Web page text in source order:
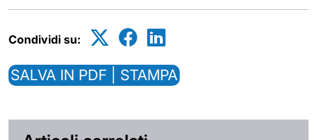
Condividi su:
SALVA IN PDF | STAMPA